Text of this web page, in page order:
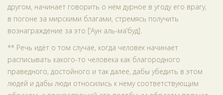
другом, начинает говорить о нём дурное в угоду его врагу,
в погоне за мирскими благами, стремясь получить
вознаграждение за это [‘Аун аль-ма‘буд].
** Речь идёт о том случае, когда человек начинает
расписывать какого-то человека как благородного
праведного, достойного и так далее, дабы убедить в этом
людей и дабы люди относились к нему соответствующим